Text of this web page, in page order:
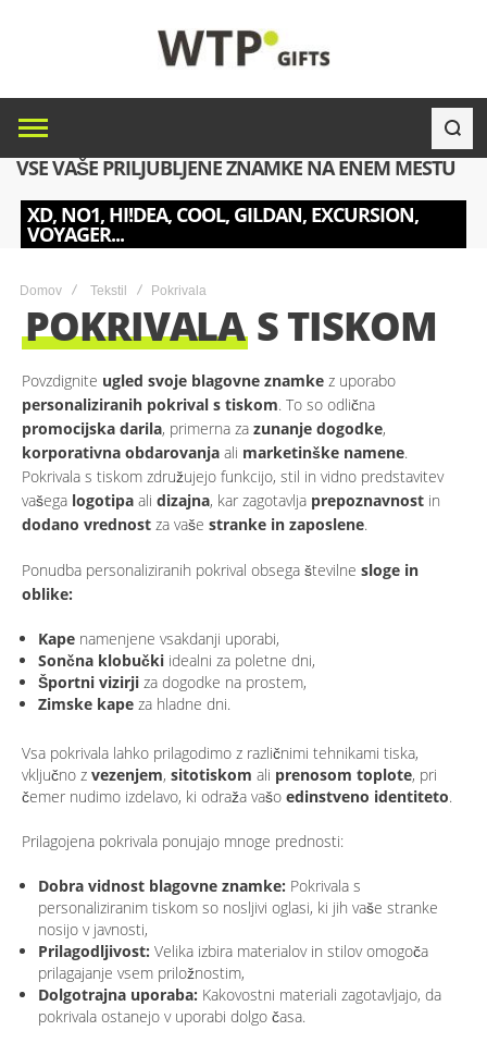
VSE VAŠE PRILJUBLJENE ZNAMKE NA ENEM MESTU
XD, NO1, HI!DEA, COOL, GILDAN, EXCURSION,
VOYAGER...
Domov Tekstil Pokrivala
POKRIVALA S TISKOM
Povzdignite ugled svoje blagovne znamke z uporabo
personaliziranih pokrival s tiskom. To so odlična
promocijska darila, primerna za zunanje dogodke,
korporativna obdarovanja ali marketinške namene.
Pokrivala s tiskom združujejo funkcijo, stil in vidno predstavitev
vašega logotipa ali dizajna, kar zagotavlja prepoznavnost in
dodano vrednost za vaše stranke in zaposlene.
Ponudba personaliziranih pokrival obsega številne sloge in
oblike:
Kape namenjene vsakdanji uporabi,
Sončna klobučki idealni za poletne dni,
Športni vizirji za dogodke na prostem,
Zimske kape za hladne dni.
Vsa pokrivala lahko prilagodimo z različnimi tehnikami tiska,
vključno z vezenjem, sitotiskom ali prenosom toplote, pri
čemer nudimo izdelavo, ki odraža vašo edinstveno identiteto.
Prilagojena pokrivala ponujajo mnoge prednosti:
Dobra vidnost blagovne znamke: Pokrivala s
personaliziranim tiskom so nosljivi oglasi, ki jih vaše stranke
nosijo v javnosti,
Prilagodljivost: Velika izbira materialov in stilov omogoča
prilagajanje vsem priložnostim,
Dolgotrajna uporaba: Kakovostni materiali zagotavljajo, da
pokrivala ostanejo v uporabi dolgo časa.